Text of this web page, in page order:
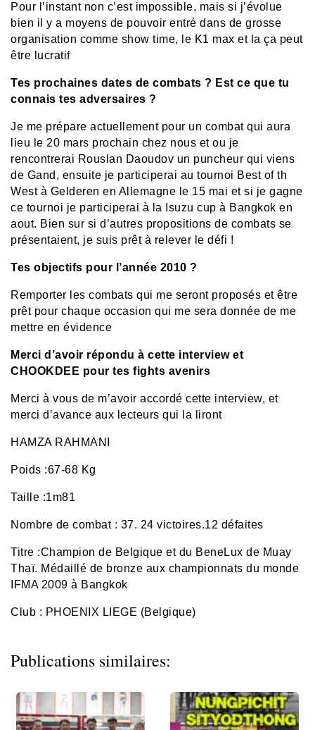
Pour l’instant non c’est impossible, mais si j’évolue
bien il y a moyens de pouvoir entré dans de grosse
organisation comme show time, le K1 max et la ça peut
être lucratif
Tes prochaines dates de combats ? Est ce que tu
connais tes adversaires ?
Je me prépare actuellement pour un combat qui aura
lieu le 20 mars prochain chez nous et ou je
rencontrerai Rouslan Daoudov un puncheur qui viens
de Gand, ensuite je participerai au tournoi Best of th
West à Gelderen en Allemagne le 15 mai et si je gagne
ce tournoi je participerai à la Isuzu cup à Bangkok en
aout. Bien sur si d’autres propositions de combats se
présentaient, je suis prêt à relever le défi !
Tes objectifs pour l’année 2010 ?
Remporter les combats qui me seront proposés et être
prêt pour chaque occasion qui me sera donnée de me
mettre en évidence
Merci d’avoir répondu à cette interview et
CHOOKDEE pour tes fights avenirs
Merci à vous de m’avoir accordé cette interview, et
merci d’avance aux lecteurs qui la liront
HAMZA RAHMANI
Poids :67-68 Kg
Taille :1m81
Nombre de combat : 37. 24 victoires.12 défaites
Titre :Champion de Belgique et du BeneLux de Muay
Thaï. Médaillé de bronze aux championnats du monde
IFMA 2009 à Bangkok
Club : PHOENIX LIEGE (Belgique)
Publications similaires: